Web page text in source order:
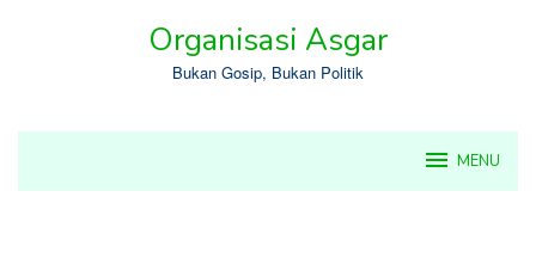
Organisasi Asgar
Bukan Gosip, Bukan Politik
MENU